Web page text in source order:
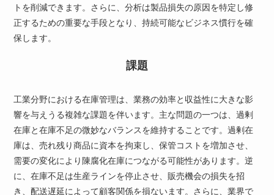
トを削減できます。さらに、分析は製品損失の原因を特定し修
正するための重要な手段となり、持続可能なビジネス慣行を確
保します。
課題
工業分野における在庫管理は、業務の効率と収益性に大きな影
響を与えうる複雑な課題を伴います。主な問題の一つは、過剰
在庫と在庫不足の微妙なバランスを維持することです。過剰在
庫は、売れ残り商品に資本を拘束し、保管コストを増加させ、
需要の変化により陳腐化在庫につながる可能性があります。逆
に、在庫不足は生産ラインを停止させ、販売機会の損失を招
き、配送遅延によって顧客関係を損ないます。さらに、業界で